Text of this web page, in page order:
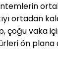
ortadan
çoğu vaka
ön plana